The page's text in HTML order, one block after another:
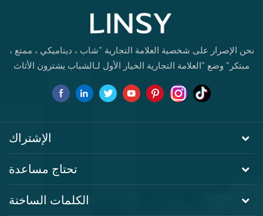
نحن الإصرار على شخصية العلامة التجارية "شاب ، ديناميكي ، ممتع ،
مبتكر" وضع "العلامة التجارية الخيار الأول لـالشباب يشترون الأثاث
الإشتراك
تحتاج مساعدة
الكلمات الساخنة